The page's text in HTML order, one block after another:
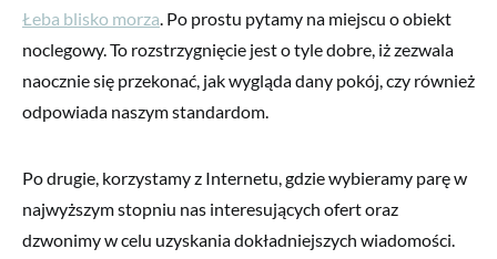
Łeba blisko morza. Po prostu pytamy na miejscu o obiekt
noclegowy. To rozstrzygnięcie jest o tyle dobre, iż zezwala
naocznie się przekonać, jak wygląda dany pokój, czy również
odpowiada naszym standardom.
Po drugie, korzystamy z Internetu, gdzie wybieramy parę w
najwyższym stopniu nas interesujących ofert oraz
dzwonimy w celu uzyskania dokładniejszych wiadomości.